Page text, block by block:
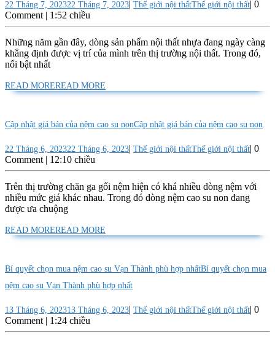
22 Tháng 7, 202322 Tháng 7, 2023| Thế giới nội thấtThế giới nội thất| 0
Comment | 1:52 chiều
Những năm gần đây, dòng sản phẩm nội thất nhựa đang ngày càng
khẳng định được vị trí của mình trên thị trường nội thất. Trong đó,
nổi bật nhất
READ MOREREAD MORE
Cập nhật giá bán của nệm cao su nonCập nhật giá bán của nệm cao su non
22 Tháng 6, 202322 Tháng 6, 2023| Thế giới nội thấtThế giới nội thất| 0
Comment | 12:10 chiều
Trên thị trường chăn ga gối nệm hiện có khá nhiều dòng nệm với
nhiều mức giá khác nhau. Trong đó dòng nệm cao su non đang
được ưa chuộng
READ MOREREAD MORE
Bí quyết chọn mua nệm cao su Vạn Thành phù hợp nhấtBí quyết chọn mua
nệm cao su Vạn Thành phù hợp nhất
13 Tháng 6, 202313 Tháng 6, 2023| Thế giới nội thấtThế giới nội thất| 0
Comment | 1:24 chiều